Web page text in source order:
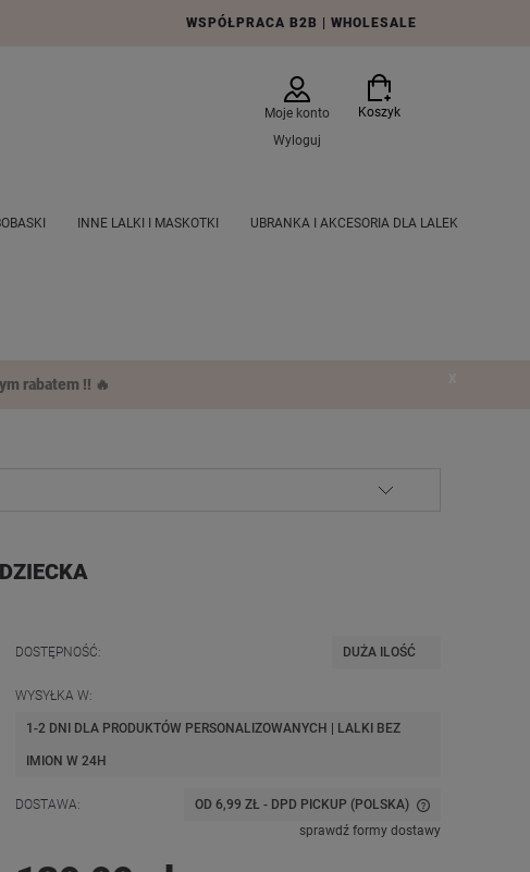
WSPÓŁPRACA B2B | WHOLESALE
Koszyk
Moje konto
Wyloguj
INNE LALKI I MASKOTKI UBRANKA I AKCESORIA DLA LALEK
rabatem !! 🔥
DOSTĘPNOŚĆ: DUŻA ILOŚĆ
WYSYŁKA W:
1-2 DNI DLA PRODUKTÓW PERSONALIZOWANYCH | LALKI BEZ
IMION W 24H
DOSTAWA: OD 6,99 ZŁ - DPD PICKUP (POLSKA)
sprawdź formy dostawy